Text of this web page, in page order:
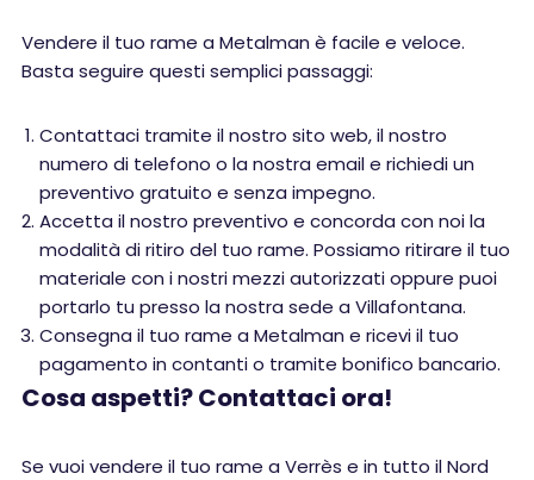
Vendere il tuo rame a Metalman è facile e veloce.
Basta seguire questi semplici passaggi:
Contattaci tramite il nostro sito web, il nostro
numero di telefono o la nostra email e richiedi un
preventivo gratuito e senza impegno.
Accetta il nostro preventivo e concorda con noi la
modalità di ritiro del tuo rame. Possiamo ritirare il tuo
materiale con i nostri mezzi autorizzati oppure puoi
portarlo tu presso la nostra sede a Villafontana.
Consegna il tuo rame a Metalman e ricevi il tuo
pagamento in contanti o tramite bonifico bancario.
Cosa aspetti? Contattaci ora!
Se vuoi vendere il tuo rame a Verrès e in tutto il Nord